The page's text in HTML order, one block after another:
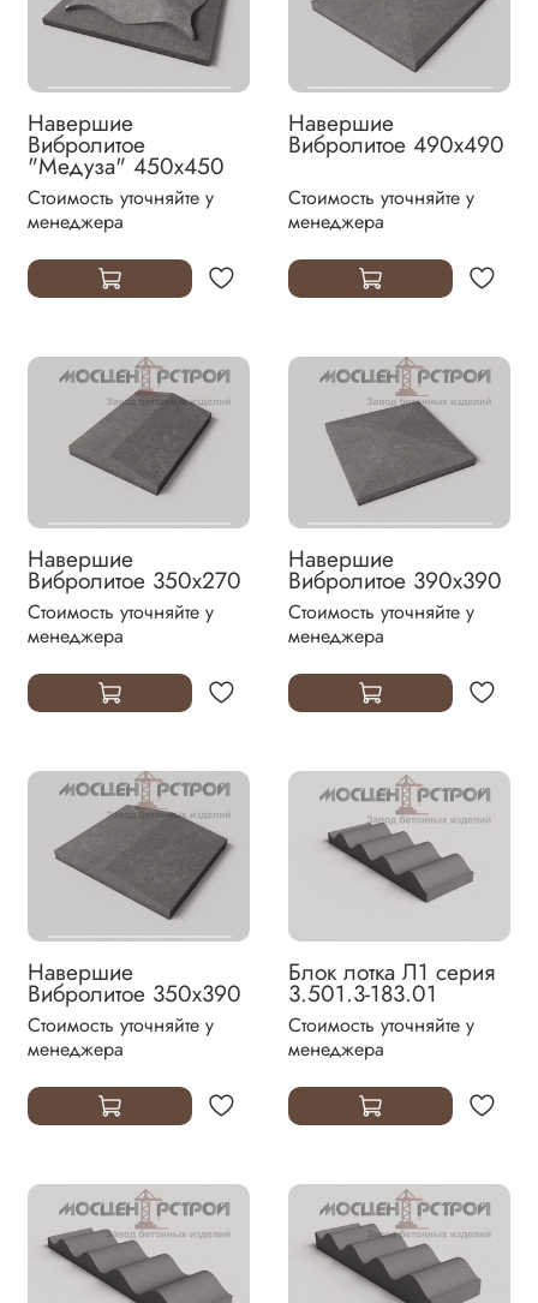
Навершие
Вибролитое
"Медуза" 450х450
Стоимость уточняйте у
менеджера
Навершие
Вибролитое 490х490
Стоимость уточняйте у
менеджера
Навершие
Вибролитое 350х270
Стоимость уточняйте у
менеджера
Навершие
Вибролитое 390х390
Стоимость уточняйте у
менеджера
Навершие
Вибролитое 350х390
Стоимость уточняйте у
менеджера
Блок лотка Л1 серия
3.501.3-183.01
Стоимость уточняйте у
менеджера